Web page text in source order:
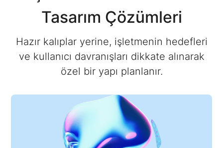
Tasarım Çözümleri
Hazır kalıplar yerine, işletmenin hedefleri
ve kullanıcı davranışları dikkate alınarak
özel bir yapı planlanır.